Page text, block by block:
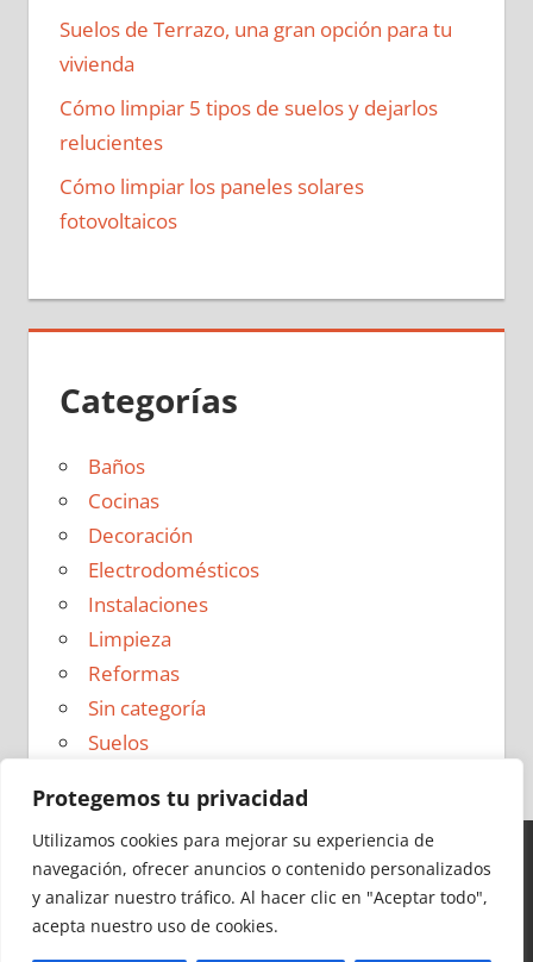
Protegemos tu privacidad
Utilizamos cookies para mejorar su experiencia de
navegación, ofrecer anuncios o contenido personalizados
y analizar nuestro tráfico. Al hacer clic en "Aceptar todo",
acepta nuestro uso de cookies.
Suelos de Terrazo, una gran opción para tu
vivienda
Cómo limpiar 5 tipos de suelos y dejarlos
relucientes
Cómo limpiar los paneles solares
fotovoltaicos
Categorías
Baños
Cocinas
Decoración
Electrodomésticos
Instalaciones
Limpieza
Reformas
Sin categoría
Suelos
Ideas para Reformas en 2026 - Todos los derechos
reservados -Política de Privacidad |Aviso Legal|Política